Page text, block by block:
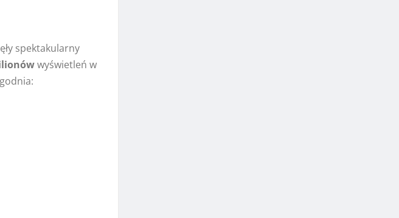
spektakularny
wyświetleń w